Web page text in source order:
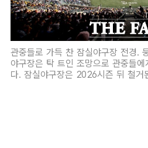
관중들로 가득 찬 잠실야구장 전경.
야구장은 탁 트인 조망으로 관중들
다. 잠실야구장은 2026시즌 뒤 철거